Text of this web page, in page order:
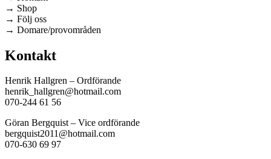
→ Shop
→ Följ oss
→ Domare/provområden
Kontakt
Henrik Hallgren – Ordförande
henrik_hallgren@hotmail.com
070-244 61 56
Göran Bergquist – Vice ordförande
bergquist2011@hotmail.com
070-630 69 97